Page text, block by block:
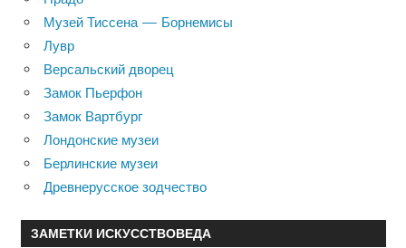
Музей Тиссена — Борнемисы
Лувр
Версальский дворец
Замок Пьерфон
Замок Вартбург
Лондонские музеи
Берлинские музеи
Древнерусское зодчество
ЗАМЕТКИ ИСКУССТВОВЕДА